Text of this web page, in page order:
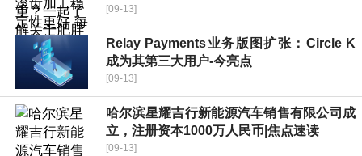
[09-13]
Relay Payments业务版图扩张：Circle K
成为其第三大用户-今亮点
[09-13]
哈尔滨星耀吉行新能源汽车销售有限公司成
立，注册资本1000万人民币|焦点速读
[09-13]